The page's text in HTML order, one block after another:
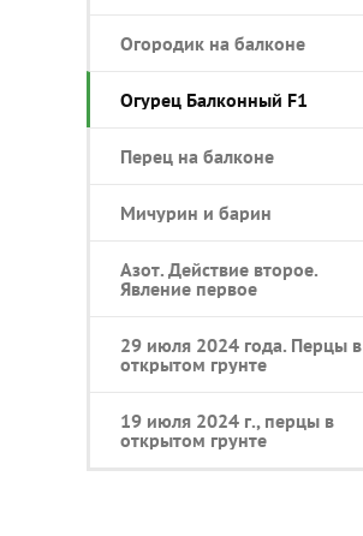
Огородик на балконе
Огурец Балконный F1
Перец на балконе
Мичурин и барин
Азот. Действие второе.
Явление первое
29 июля 2024 года. Перцы в
открытом грунте
19 июля 2024 г., перцы в
открытом грунте